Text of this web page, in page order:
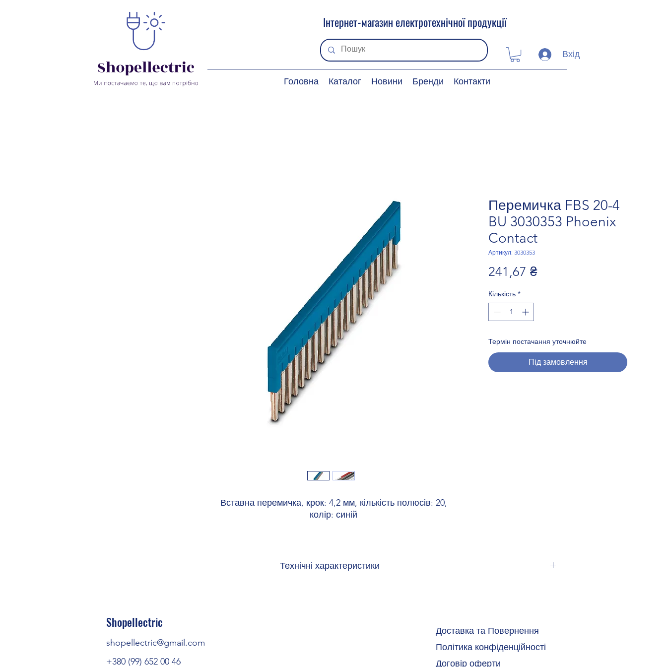
Інтернет-магазин електротехнічної продукції
Вхід
Головна Каталог Новини Бренди Контакти
Перемичка FBS 20-4
BU 3030353 Phoenix
Contact
Артикул: 3030353
241,67 ₴Ціна
Кількість *
Термін постачання уточнюйте
Під замовлення
Вставна перемичка, крок: 4,2 мм, кількість полюсів: 20,
колір: синій
Технічні характеристики
17.5 A (Значення струму для перемичок можуть відрізнятися при
використанні в різних модульних клемах)
Shopellectric
shopellectric@gmail.com
+380 (99) 652 00 46
Доставка та Повернення
Політика конфіденційності
Договір оферти